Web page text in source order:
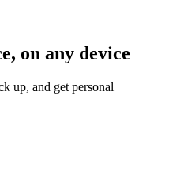
on any device
up, and get personal